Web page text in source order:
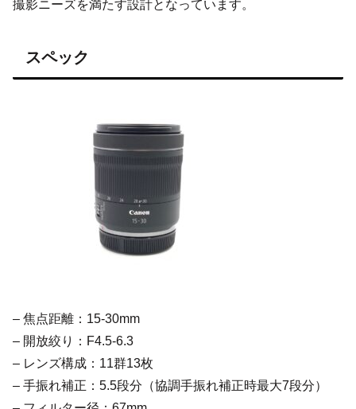
撮影ニーズを満たす設計となっています。
スペック
– 焦点距離：15-30mm
– 開放絞り：F4.5-6.3
– レンズ構成：11群13枚
– 手振れ補正：5.5段分（協調手振れ補正時最大7段分）